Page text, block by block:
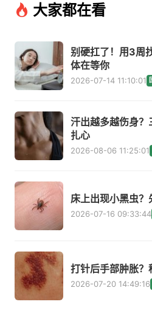
大家都在看
别硬扛了！用3周
体在等你
2026-07-14 11:10:01
汗出越多越伤身
扎心
2026-08-06 11:25:01
床上出现小黑虫
2026-07-16 09:33:44
打针后手部肿胀？
2026-07-20 14:49:16